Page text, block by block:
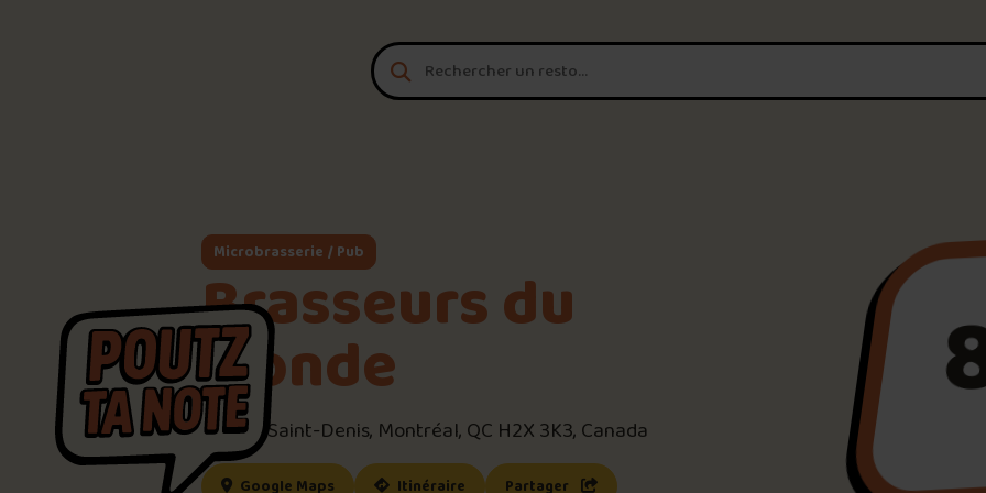
T'es un vrai
Connecte-toipour POUTZ ta
Trouve une POUTZ sur la
Palmarès des meilleures
Microbrasserie / Pub
Brasseurs du
Monde
1567 R. Saint-Denis, Montréal, QC H2X 3K3, Canada
Google Maps (ce lien s’ouvrira dans une nouvelle fenêtre)
Itinéraire (ce lien s’ouvrira dans une nouvelle fenêtre)
Partager